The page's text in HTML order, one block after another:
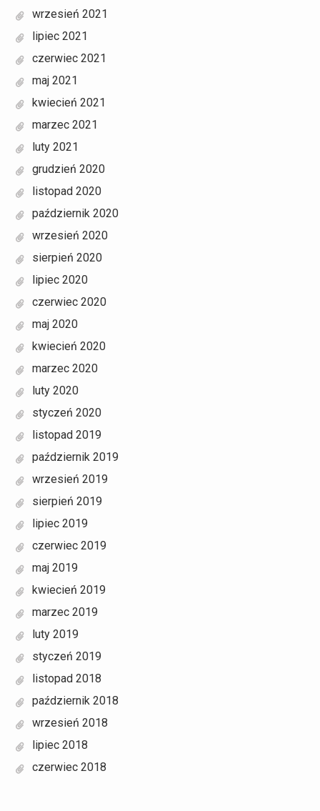
wrzesień 2021
lipiec 2021
czerwiec 2021
maj 2021
kwiecień 2021
marzec 2021
luty 2021
grudzień 2020
listopad 2020
październik 2020
wrzesień 2020
sierpień 2020
lipiec 2020
czerwiec 2020
maj 2020
kwiecień 2020
marzec 2020
luty 2020
styczeń 2020
listopad 2019
październik 2019
wrzesień 2019
sierpień 2019
lipiec 2019
czerwiec 2019
maj 2019
kwiecień 2019
marzec 2019
luty 2019
styczeń 2019
listopad 2018
październik 2018
wrzesień 2018
lipiec 2018
czerwiec 2018